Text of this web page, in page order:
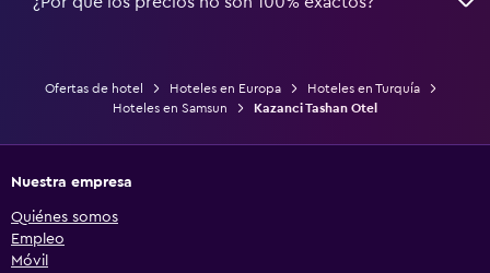
Ofertas de hotel Hoteles en Europa
Hoteles en Turquía
Hoteles en Samsun
Kazanci Tashan Otel
Nuestra empresa
Quiénes somos
Empleo
Móvil